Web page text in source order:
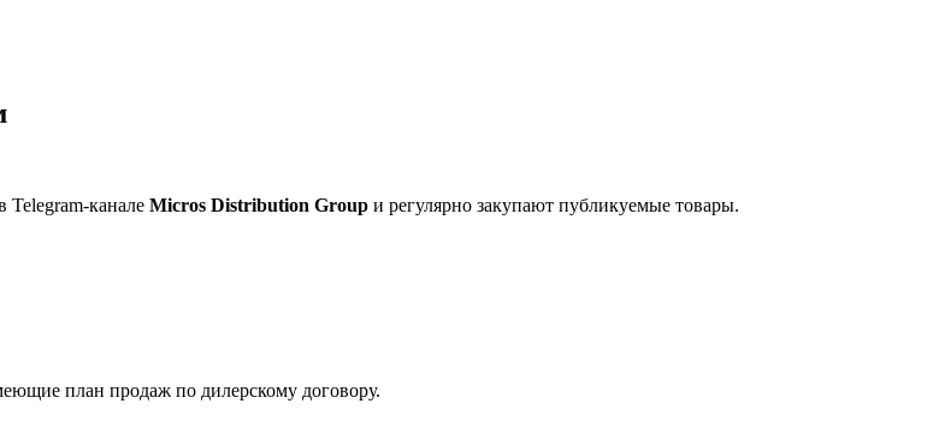
Telegram-канале Micros Distribution Group и регулярно закупают публикуемые товары.
план продаж по дилерскому договору.